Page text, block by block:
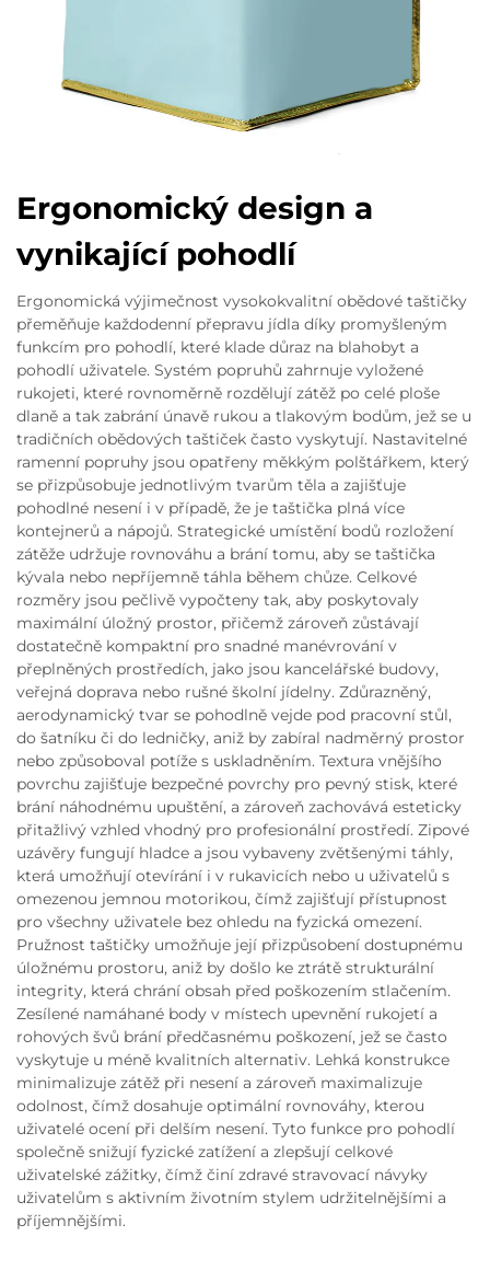
Ergonomický design a
vynikající pohodlí
Ergonomická výjimečnost vysokokvalitní obědové taštičky
přeměňuje každodenní přepravu jídla díky promyšleným
funkcím pro pohodlí, které klade důraz na blahobyt a
pohodlí uživatele. Systém popruhů zahrnuje vyložené
rukojeti, které rovnoměrně rozdělují zátěž po celé ploše
dlaně a tak zabrání únavě rukou a tlakovým bodům, jež se u
tradičních obědových taštiček často vyskytují. Nastavitelné
ramenní popruhy jsou opatřeny měkkým polštářkem, který
se přizpůsobuje jednotlivým tvarům těla a zajišťuje
pohodlné nesení i v případě, že je taštička plná více
kontejnerů a nápojů. Strategické umístění bodů rozložení
zátěže udržuje rovnováhu a brání tomu, aby se taštička
kývala nebo nepříjemně táhla během chůze. Celkové
rozměry jsou pečlivě vypočteny tak, aby poskytovaly
maximální úložný prostor, přičemž zároveň zůstávají
dostatečně kompaktní pro snadné manévrování v
přeplněných prostředích, jako jsou kancelářské budovy,
veřejná doprava nebo rušné školní jídelny. Zdůrazněný,
aerodynamický tvar se pohodlně vejde pod pracovní stůl,
do šatníku či do ledničky, aniž by zabíral nadměrný prostor
nebo způsoboval potíže s uskladněním. Textura vnějšího
povrchu zajišťuje bezpečné povrchy pro pevný stisk, které
brání náhodnému upuštění, a zároveň zachovává esteticky
přitažlivý vzhled vhodný pro profesionální prostředí. Zipové
uzávěry fungují hladce a jsou vybaveny zvětšenými táhly,
která umožňují otevírání i v rukavicích nebo u uživatelů s
omezenou jemnou motorikou, čímž zajišťují přístupnost
pro všechny uživatele bez ohledu na fyzická omezení.
Pružnost taštičky umožňuje její přizpůsobení dostupnému
úložnému prostoru, aniž by došlo ke ztrátě strukturální
integrity, která chrání obsah před poškozením stlačením.
Zesílené namáhané body v místech upevnění rukojetí a
rohových švů brání předčasnému poškození, jež se často
vyskytuje u méně kvalitních alternativ. Lehká konstrukce
minimalizuje zátěž při nesení a zároveň maximalizuje
odolnost, čímž dosahuje optimální rovnováhy, kterou
uživatelé ocení při delším nesení. Tyto funkce pro pohodlí
společně snižují fyzické zatížení a zlepšují celkové
uživatelské zážitky, čímž činí zdravé stravovací návyky
uživatelům s aktivním životním stylem udržitelnějšími a
příjemnějšími.